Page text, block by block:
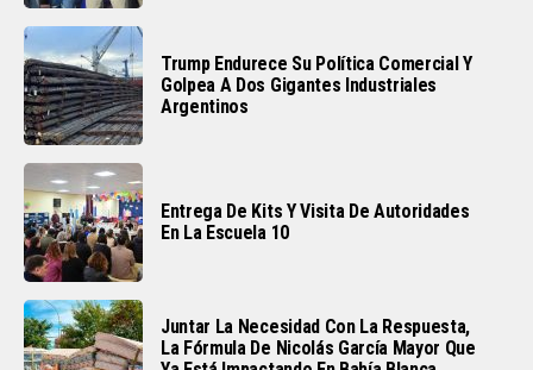
Trump Endurece Su Política Comercial Y
Golpea A Dos Gigantes Industriales
Argentinos
Entrega De Kits Y Visita De Autoridades
En La Escuela 10
Juntar La Necesidad Con La Respuesta,
La Fórmula De Nicolás García Mayor Que